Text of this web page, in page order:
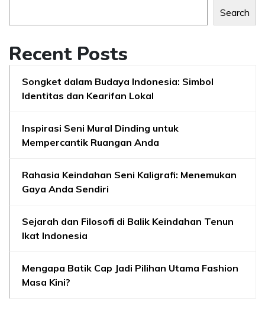
Search
Recent Posts
Songket dalam Budaya Indonesia: Simbol
Identitas dan Kearifan Lokal
Inspirasi Seni Mural Dinding untuk
Mempercantik Ruangan Anda
Rahasia Keindahan Seni Kaligrafi: Menemukan
Gaya Anda Sendiri
Sejarah dan Filosofi di Balik Keindahan Tenun
Ikat Indonesia
Mengapa Batik Cap Jadi Pilihan Utama Fashion
Masa Kini?